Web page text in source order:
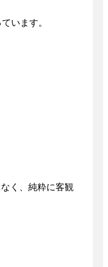
います。
く、純粋に客観